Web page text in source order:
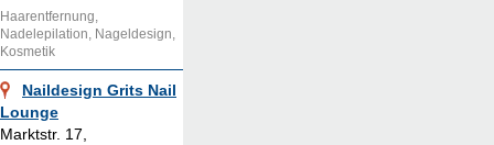
Haarentfernung,
Nadelepilation, Nageldesign,
Kosmetik
Naildesign Grits Nail
Lounge
Marktstr. 17,